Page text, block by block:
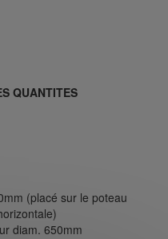
QUANTITES
(placé sur le poteau
diam. 650mm